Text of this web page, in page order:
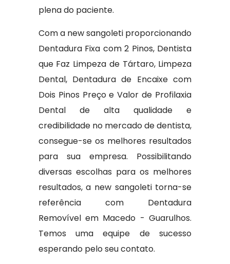
plena do paciente.
Com a new sangoleti proporcionando
Dentadura Fixa com 2 Pinos, Dentista
que Faz Limpeza de Tártaro, Limpeza
Dental, Dentadura de Encaixe com
Dois Pinos Preço e Valor de Profilaxia
Dental de alta qualidade e
credibilidade no mercado de dentista,
consegue-se os melhores resultados
para sua empresa. Possibilitando
diversas escolhas para os melhores
resultados, a new sangoleti torna-se
referência com Dentadura
Removível em Macedo - Guarulhos.
Temos uma equipe de sucesso
esperando pelo seu contato.